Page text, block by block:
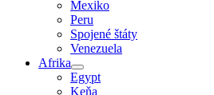
Mexiko
Peru
Spojené štáty
Venezuela
Afrika
Egypt
Keňa